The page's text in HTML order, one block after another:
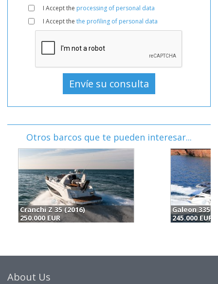
I Accept the processing of personal data
I Accept the the profiling of personal data
Otros barcos que te pueden interesar...
Galeon 335 Hts (2018)
245.000 EUR
Italyure 38 (2021)
250.000 EUR
About Us